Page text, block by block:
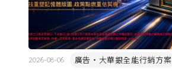
廣告・大華銀全能行銷方案
2026-08-06